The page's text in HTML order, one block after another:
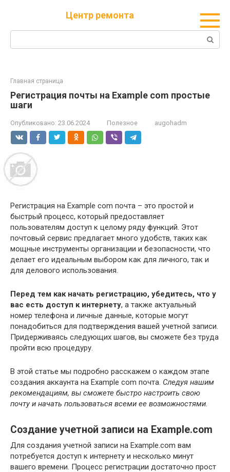
Центр ремонта
Поиск:
Главная страница
Регистрация почты на Example com простые
шаги
Опубликовано: 23.06.2024 Полезное augohadm
Регистрация на Example com почта – это простой и
быстрый процесс, который предоставляет
пользователям доступ к целому ряду функций. Этот
почтовый сервис предлагает много удобств, таких как
мощные инструменты организации и безопасности, что
делает его идеальным выбором как для личного, так и
для делового использования.
Перед тем как начать регистрацию, убедитесь, что у
вас есть доступ к интернету, а также актуальный
номер телефона и личные данные, которые могут
понадобиться для подтверждения вашей учетной записи.
Придерживаясь следующих шагов, вы сможете без труда
пройти всю процедуру.
В этой статье мы подробно расскажем о каждом этапе
создания аккаунта на Example com почта. Следуя нашим
рекомендациям, вы сможете быстро настроить свою
почту и начать пользоваться всеми ее возможностями.
Создание учетной записи на Example.com
Для создания учетной записи на Example.com вам
потребуется доступ к интернету и несколько минут
вашего времени. Процесс регистрации достаточно прост